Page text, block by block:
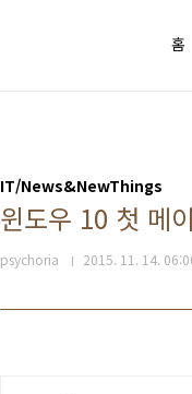
홈
IT/News&NewThings
윈도우 10 첫 메
psychoria 2015. 11. 14.